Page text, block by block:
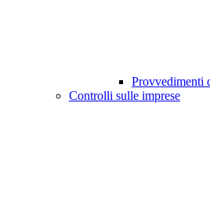
Provvedimenti
Controlli sulle imprese